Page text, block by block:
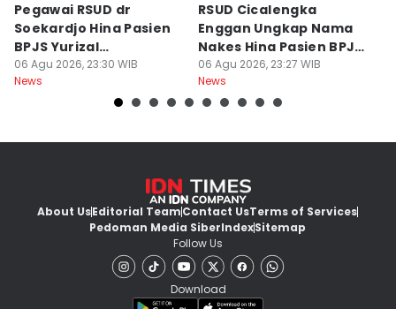
Pegawai RSUD dr
Soekardjo Hina Pasien
BPJS Yurizal
Mengundurkan Diri
06 Agu 2026, 23:30 WIB
News
RSUD Cicalengka
Enggan Ungkap Nama
Nakes Hina Pasien BPJS
Yurizal
06 Agu 2026, 23:27 WIB
News
About UsEditorial TeamContact UsTerms of Services
Pedoman Media SiberIndexSitemap
Follow Us
Download